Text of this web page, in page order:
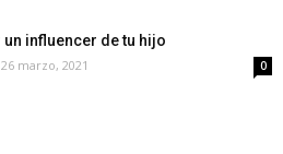
un influencer de tu hijo
26 marzo, 2021 0